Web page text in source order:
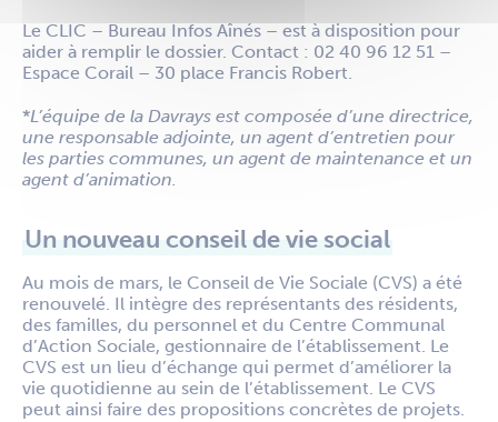
Le CLIC – Bureau Infos Aînés – est à disposition pour
aider à remplir le dossier. Contact : 02 40 96 12 51 –
Espace Corail – 30 place Francis Robert.
*L’équipe de la Davrays est composée d’une directrice,
une responsable adjointe, un agent d’entretien pour
les parties communes, un agent de maintenance et un
agent d’animation.
Un nouveau conseil de vie social
Au mois de mars, le Conseil de Vie Sociale (CVS) a été
renouvelé. Il intègre des représentants des résidents,
des familles, du personnel et du Centre Communal
d’Action Sociale, gestionnaire de l’établissement. Le
CVS est un lieu d’échange qui permet d’améliorer la
vie quotidienne au sein de l’établissement. Le CVS
peut ainsi faire des propositions concrètes de projets.